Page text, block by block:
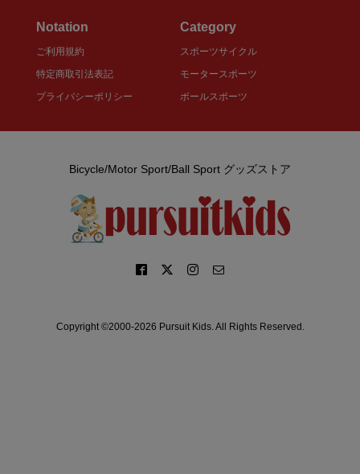
Notation
ご利用規約
特定商取引法表記
プライバシーポリシー
Category
スポーツサイクル
モータースポーツ
ボールスポーツ
Bicycle/Motor Sport/Ball Sport グッズストア
Copyright ©2000-2026 Pursuit Kids. All Rights Reserved.